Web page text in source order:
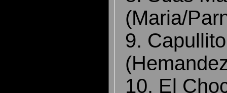
(Maria/
9.
10. El